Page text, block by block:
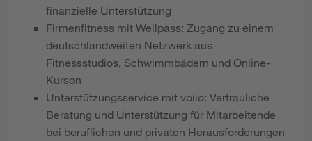
finanzielle Unterstützung
Firmenfitness mit Wellpass: Zugang zu einem
deutschlandweiten Netzwerk aus
Fitnessstudios, Schwimmbädern und Online-
Kursen
Unterstützungsservice mit voiio: Vertrauliche
Beratung und Unterstützung für Mitarbeitende
bei beruflichen und privaten Herausforderungen